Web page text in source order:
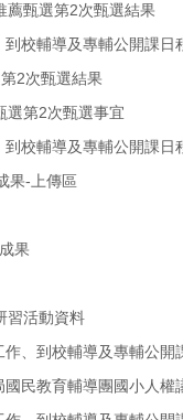
薦甄選第2次甄選結果
校輔導及專輔公開課日
2次甄選結果
選第2次甄選事宜
校輔導及專輔公開課日
果-上傳區
果
習活動資料
、到校輔導及專輔公開
民教育輔導團國小人權